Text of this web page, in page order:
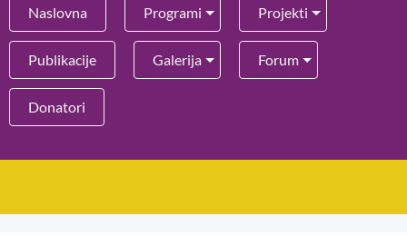
Naslovna Programi Projekti
Publikacije Galerija Forum
Donatori